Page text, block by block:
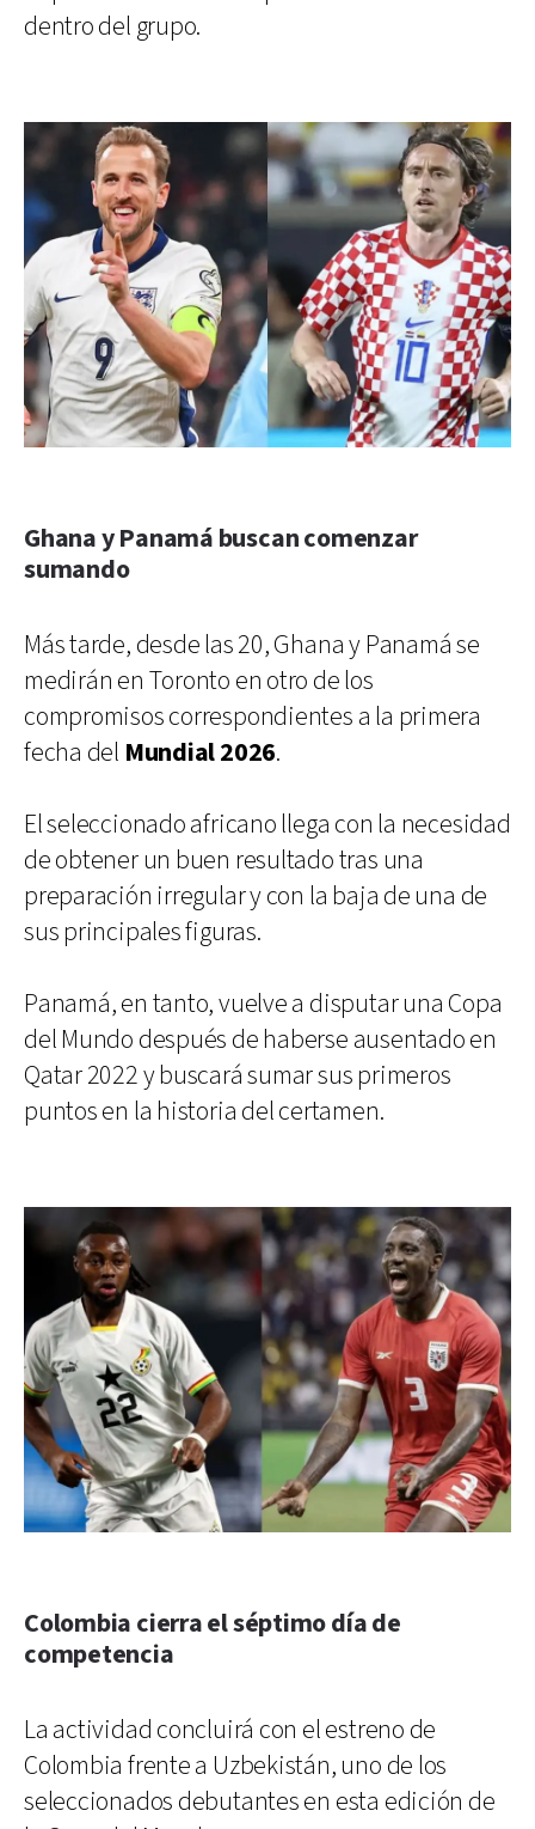
dentro del grupo.
Ghana y Panamá buscan comenzar
sumando
Más tarde, desde las 20, Ghana y Panamá se
medirán en Toronto en otro de los
compromisos correspondientes a la primera
fecha del Mundial 2026.
El seleccionado africano llega con la necesidad
de obtener un buen resultado tras una
preparación irregular y con la baja de una de
sus principales figuras.
Panamá, en tanto, vuelve a disputar una Copa
del Mundo después de haberse ausentado en
Qatar 2022 y buscará sumar sus primeros
puntos en la historia del certamen.
Colombia cierra el séptimo día de
competencia
La actividad concluirá con el estreno de
Colombia frente a Uzbekistán, uno de los
seleccionados debutantes en esta edición de